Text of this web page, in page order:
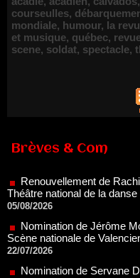
courseulles,
mondiale, humour, la
et musique, québec,
scene, soldat, spectacle,
Brèves & Com
Renouvellement de
Théâtre national de la danse
Nomination de Jérôme
Scène nationale de
22/07/2026
Nomination de Servane
de la Comédie de Colmar -
Est Alsace
07/07/2026